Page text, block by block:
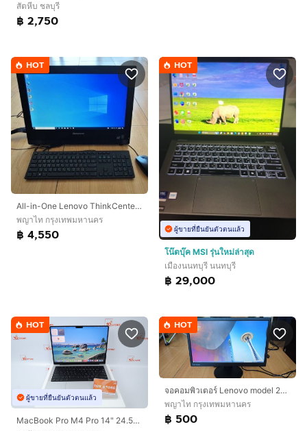
สัตหีบ ชลบุรี
฿ 2,750
HOT
All-in-One Lenovo ThinkCenter E73z
พญาไท กรุงเทพมหานคร
฿ 4,550
HOT
ผู้ขายที่ยืนยันตัวตนแล้ว
โน๊ตบุ๊ค MSI รุ่นใหม่ล่าสุด
เมืองนนทบุรี นนทบุรี
฿ 29,000
HOT
ผู้ขายที่ยืนยันตัวตนแล้ว
MacBook Pro M4 Pro 14" 24.512GB Batt96 08.2026
HOT
จอคอมพิวเตอร์ Lenovo model 2215SD(ขายถูกสุดในทุกที่)
พญาไท กรุงเทพมหานคร
฿ 500